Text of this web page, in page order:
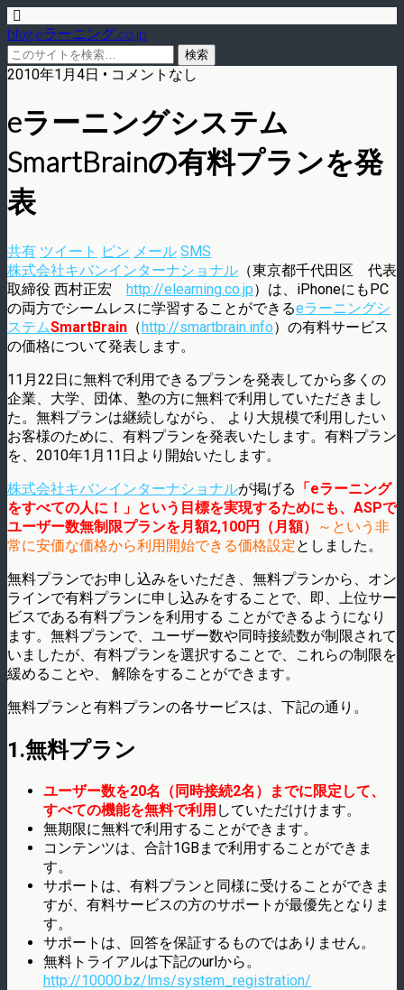
blog.eラーニング.co.jp
2010年1月4日 • コメントなし
eラーニングシステム
SmartBrainの有料プランを発
表
共有 ツイート ピン メール SMS
株式会社キバンインターナショナル （東京都千代田区 代表
取締役 西村正宏 http://elearning.co.jp）は、iPhoneにもPC
の両方でシームレスに学習することができるeラーニングシ
ステムSmartBrain （http://smartbrain.info）の有料サービス
の価格について発表します。
11月22日に無料で利用できるプランを発表してから多くの
企業、大学、団体、塾の方に無料で利用していただきまし
た。無料プランは継続しながら、 より大規模で利用したい
お客様のために、有料プランを発表いたします。有料プラン
を、2010年1月11日より開始いたします。
株式会社キバンインターナショナルが掲げる 「eラーニング
をすべての人に！」という目標を実現するためにも、 ASPで
ユーザー数無制限プランを月額2,100円（月額）
～という非
常に安価な価格から利用開始できる価格設定としました。
無料プランでお申し込みをいただき、無料プランから、オン
ラインで有料プランに申し込みをすることで、即、上位サー
ビスである有料プランを利用する ことができるようになり
ます。無料プランで、ユーザー数や同時接続数が制限されて
いましたが、有料プランを選択することで、これらの制限を
緩めることや、 解除をすることができます。
無料プランと有料プランの各サービスは、下記の通り。
1.無料プラン
ユーザー数を20名（同時接続2名）までに限定して、
すべての機能を無料で利用 していただけけます。
無期限に無料で利用することができます。
コンテンツは、合計1GBまで利用することができま
す。
サポートは、有料プランと同様に受けることができま
すが、有料サービスの方のサポートが最優先となりま
す。
サポートは、回答を保証するものではありません。
無料トライアルは下記のurlから。
http://10000.bz/lms/system_registration/